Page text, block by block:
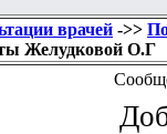
врачей ->>
Желудковой О.Г